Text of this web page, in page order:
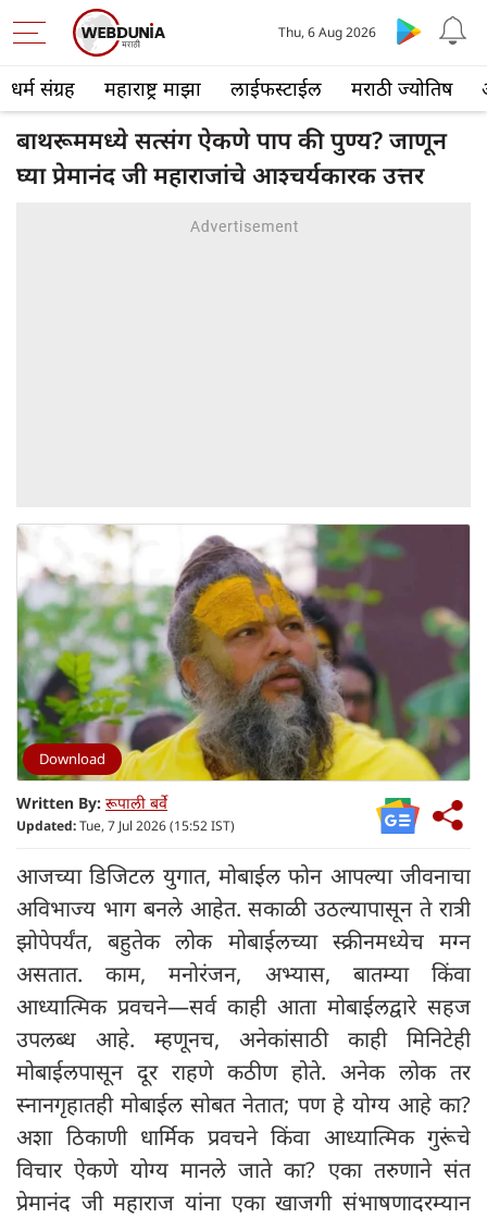
धर्म संग्रह महाराष्ट्र माझा लाईफस्टाईल मराठी ज्योतिष
Thu, 6 Aug 2026
बाथरूममध्ये सत्संग ऐकणे पाप की पुण्य? जाणून
घ्या प्रेमानंद जी महाराजांचे आश्चर्यकारक उत्तर
Download
Written By: रूपाली बर्वे
Updated:Tue, 7 Jul 2026 (15:52 IST)
आजच्या डिजिटल युगात, मोबाईल फोन आपल्या जीवनाचा
अविभाज्य भाग बनले आहेत. सकाळी उठल्यापासून ते रात्री
झोपेपर्यंत, बहुतेक लोक मोबाईलच्या स्क्रीनमध्येच मग्न
असतात. काम, मनोरंजन, अभ्यास, बातम्या किंवा
आध्यात्मिक प्रवचने—सर्व काही आता मोबाईलद्वारे सहज
उपलब्ध आहे. म्हणूनच, अनेकांसाठी काही मिनिटेही
मोबाईलपासून दूर राहणे कठीण होते. अनेक लोक तर
स्नानगृहातही मोबाईल सोबत नेतात; पण हे योग्य आहे का?
अशा ठिकाणी धार्मिक प्रवचने किंवा आध्यात्मिक गुरूंचे
विचार ऐकणे योग्य मानले जाते का? एका तरुणाने संत
प्रेमानंद जी महाराज यांना एका खाजगी संभाषणादरम्यान